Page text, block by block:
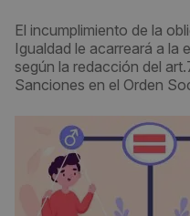
El incumplimiento de la
Igualdad le acarreará a la
según la redacción del
Sanciones en el Orden